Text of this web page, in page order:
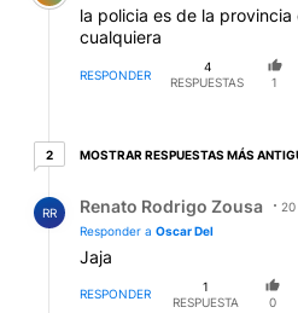
la policia es de la provincia
cualquiera
RESPONDER
4
RESPUESTAS
1
22 respuestas más antiguas
MOSTRAR RESPUESTAS MÁS
RR Renato Rodrigo Zousa
20
Responder a Oscar Del
Jaja
RESPONDER
1
RESPUESTA
0